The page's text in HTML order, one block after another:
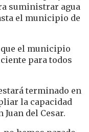
suministrar agua
el municipio de
que el municipio
para todos
terminado en
la capacidad
del Cesar.